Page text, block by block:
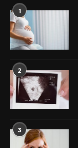
1
2
3